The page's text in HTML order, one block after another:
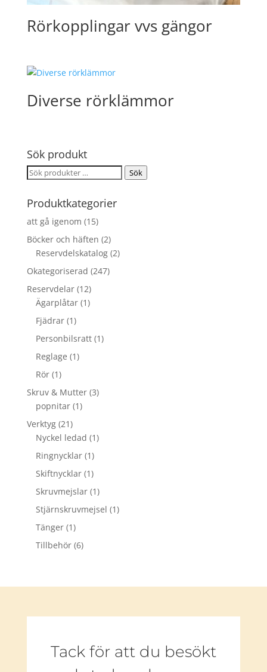
Rörkopplingar vvs gängor
Diverse rörklämmor
Sök produkt
Sök
Sök
Produktkategorier
att gå igenom (15)
Böcker och häften (2)
Reservdelskatalog (2)
Okategoriserad (247)
Reservdelar (12)
Ägarplåtar (1)
Fjädrar (1)
Personbilsratt (1)
Reglage (1)
Rör (1)
Skruv & Mutter (3)
popnitar (1)
Verktyg (21)
Nyckel ledad (1)
Ringnycklar (1)
Skiftnycklar (1)
Skruvmejslar (1)
Stjärnskruvmejsel (1)
Tänger (1)
Tillbehör (6)
Tack för att du besökt